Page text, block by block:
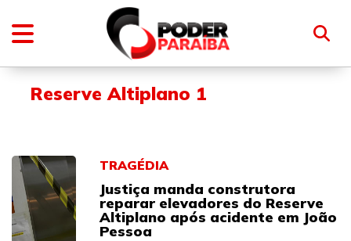
Reserve Altiplano 1
TRAGÉDIA
Justiça manda construtora
reparar elevadores do Reserve
Altiplano após acidente em João
Pessoa